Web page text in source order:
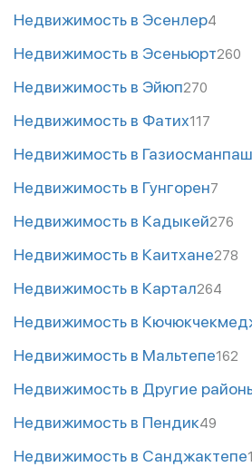
Недвижимость в Эсенлер4
Недвижимость в Эсеньюрт260
Недвижимость в Эйюп270
Недвижимость в Фатих117
Недвижимость в
Недвижимость в Гунгорен7
Недвижимость в Кадыкей276
Недвижимость в Каитхане278
Недвижимость в Картал264
Недвижимость в
Недвижимость в Мальтепе162
Недвижимость в Другие
Недвижимость в Пендик49
Недвижимость в Санджактепе